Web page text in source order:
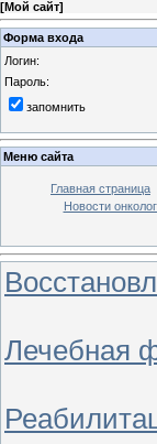
[Мой сайт]
Форма входа
Логин:
Пароль:
запомнить
Меню сайта
Главная страница
Новости
Лечебная